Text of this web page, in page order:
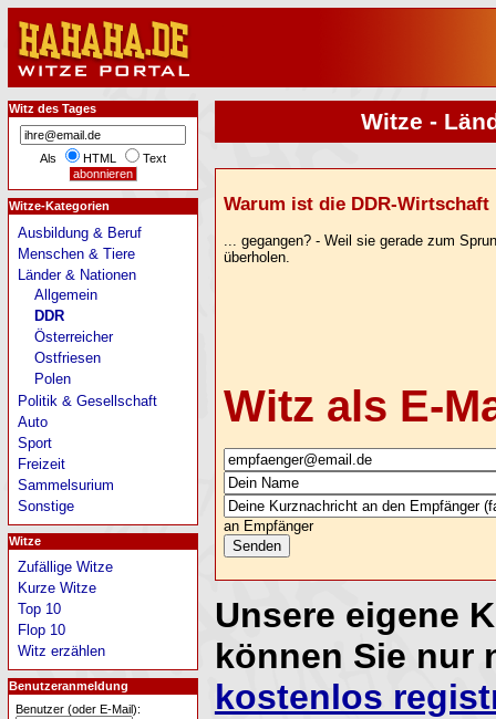
Witze -
Warum ist die DDR-
... gegangen? - Weil sie gerade zum
überholen.
Witz als E-
an Empfänger
Unsere eigene
können Sie nur
kostenlos
Witz des Tages
Als HTML Text
Witze-Kategorien
Ausbildung & Beruf
Menschen & Tiere
Länder & Nationen
Allgemein
DDR
Österreicher
Ostfriesen
Polen
Politik & Gesellschaft
Auto
Sport
Freizeit
Sammelsurium
Sonstige
Witze
Zufällige Witze
Kurze Witze
Top 10
Flop 10
Witz erzählen
Benutzeranmeldung
Benutzer (oder E-Mail):